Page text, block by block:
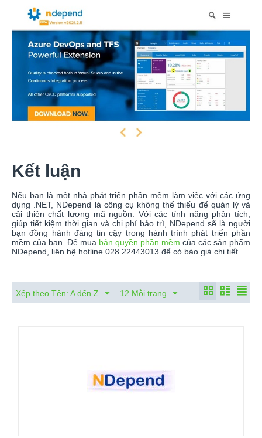
Kết luận
Nếu bạn là một nhà phát triển phần mềm làm việc với các ứng
dụng .NET, NDepend là công cụ không thể thiếu để quản lý và
cải thiện chất lượng mã nguồn. Với các tính năng phân tích,
giúp tiết kiệm thời gian và chi phí bảo trì, NDepend sẽ là người
bạn đồng hành đáng tin cậy trong hành trình phát triển phần
mềm của bạn. Để mua bản quyền phần mềm của các sản phẩm
NDepend, liên hệ hotline 028 22443013 để có báo giá chi tiết.
Xếp theo Tên: A đến Z 12 Mỗi trang